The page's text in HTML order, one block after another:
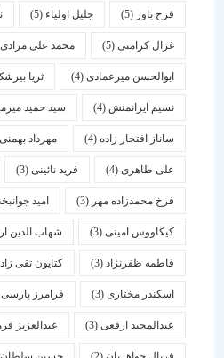
فرخ باور(5) جلیل اولیاء(5) نادر
غزال کرامتی(5) محمد علی مرادی(4)
ابوالحسن میرعمادی(4) ثریا بیرشک(4)
نسیم ایرانمنش(4) سید حمید میرمیران(4)
ساناز افتخار زاده(4) مهرداد بهمنی (4)
علی طاهری(4) فرید نائینی(3)
فرخ محمدزاده مهر(3) امید جوانبخت(3)
کیکاووس امینی(3) شهاب الدین ارفعی(3)
فاطمه ظفرنژاد(3) کتایون تقی زاده(3)
اسكندر مختاری (3) فرامرز پارسی(3)
عبدالمجید ارفعی(3) عبدالعزیز